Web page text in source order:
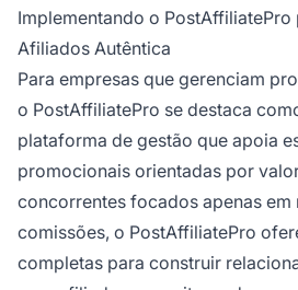
Implementando o
Afiliados Autêntica
Para empresas que gerenciam
o PostAffiliatePro se destaca
plataforma de gestão que apoia
promocionais orientadas por
concorrentes focados apenas em
comissões, o PostAffiliatePro
completas para construir